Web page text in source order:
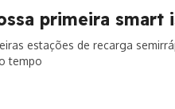
primeira smart
estações de recarga
tempo